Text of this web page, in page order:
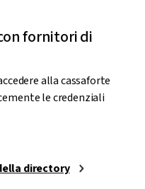
fornitori di
alla cassaforte
le credenziali
directory